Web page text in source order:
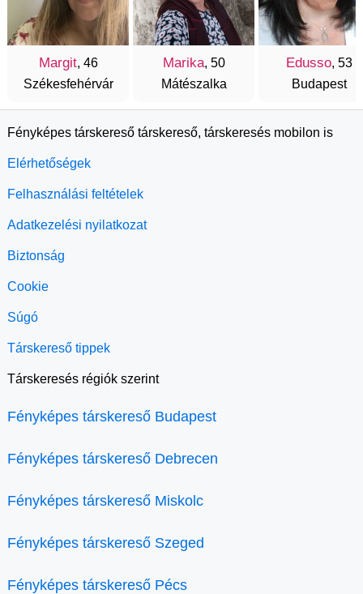
Margit, 46
Székesfehérvár
Marika, 50
Mátészalka
Edusso, 53
Budapest
Fényképes társkereső társkereső, társkeresés mobilon is
Elérhetőségek
Felhasználási feltételek
Adatkezelési nyilatkozat
Biztonság
Cookie
Súgó
Társkereső tippek
Társkeresés régiók szerint
Fényképes társkereső Budapest
Fényképes társkereső Debrecen
Fényképes társkereső Miskolc
Fényképes társkereső Szeged
Fényképes társkereső Pécs